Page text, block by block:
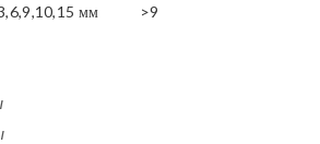
мм >9